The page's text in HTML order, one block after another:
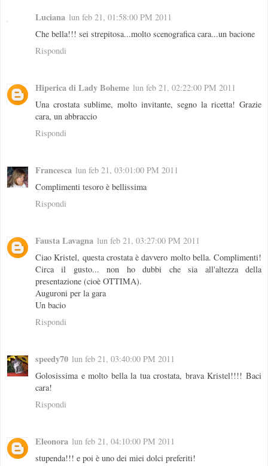
Luciana lun feb 21, 01:58:00 PM 2011
Che bella!!! sei strepitosa...molto scenografica cara...un bacione
Rispondi
Hiperica di Lady Boheme lun feb 21, 02:22:00 PM 2011
Una crostata sublime, molto invitante, segno la ricetta! Grazie
cara, un abbraccio
Rispondi
Francesca lun feb 21, 03:01:00 PM 2011
Complimenti tesoro è bellissima
Rispondi
Fausta Lavagna lun feb 21, 03:27:00 PM 2011
Ciao Kristel, questa crostata è davvero molto bella. Complimenti!
Circa il gusto... non ho dubbi che sia all'altezza della
presentazione (cioè OTTIMA).
Auguroni per la gara
Un bacio
Rispondi
speedy70 lun feb 21, 03:40:00 PM 2011
Golosissima e molto bella la tua crostata, brava Kristel!!!! Baci
cara!
Rispondi
Eleonora lun feb 21, 04:10:00 PM 2011
stupenda!!! e poi è uno dei miei dolci preferiti!